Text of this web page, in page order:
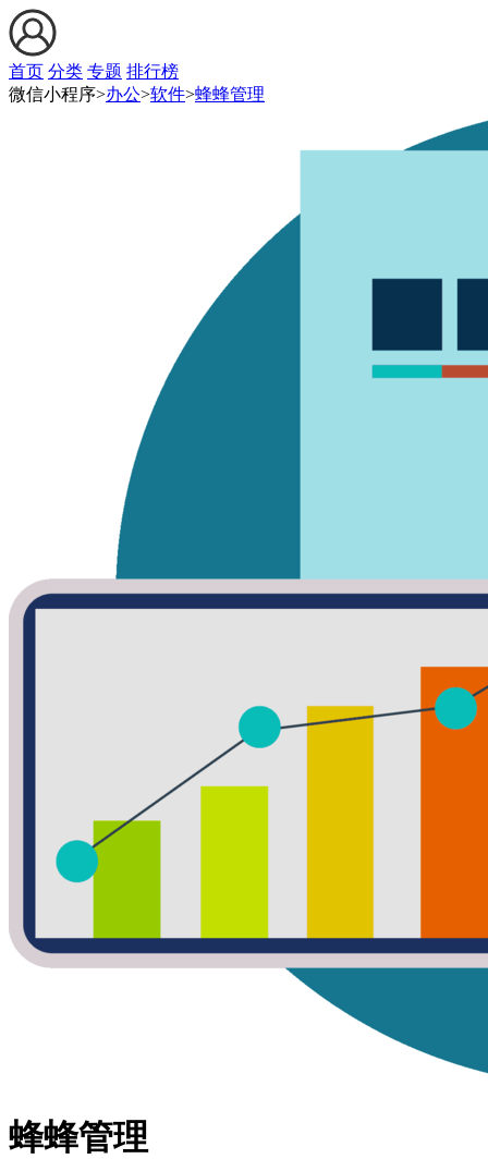
首页 分类 专题 排行榜
微信小程序>办公>软件>蜂蜂管理
蜂蜂管理